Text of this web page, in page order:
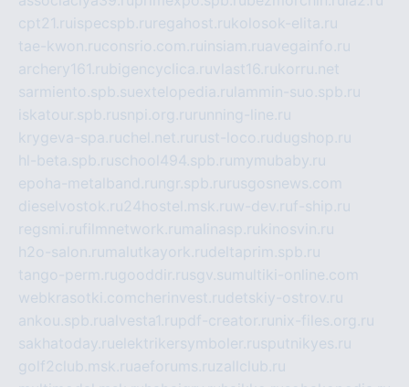
cpt21.ru ispecspb.ru regahost.rukolosok-elita.ru
tae-kwon.ruconsrio.com.ru insiam.ruavegainfo.ru
archery161.rubigencyclica.ruvlast16.rukorru.net
sarmiento.spb.suextelopedia.ru lammin-suo.spb.ru
iskatour.spb.rusnpi.org.ru running-line.ru
krygeva-spa.ruchel.net.ru rust-loco.rudugshop.ru
hl-beta.spb.ruschool494.spb.ru mymubaby.ru
epoha-metalband.ru ngr.spb.ru rusgosnews.com
dieselvostok.ru24hostel.msk.ruw-dev.ruf-ship.ru
regsmi.rufilmnetwork.ru malinasp.rukinosvin.ru
h2o-salon.ru malutkayork.rudeltaprim.spb.ru
tango-perm.rugooddir.rusgv.su multiki-online.com
webkrasotki.comcherinvest.rudetskiy-ostrov.ru
ankou.spb.rualvesta1.rupdf-creator.ru nix-files.org.ru
sakhatoday.ruelektrikersymboler.rusputnikyes.ru
golf2club.msk.ruaeforums.ruzallclub.ru